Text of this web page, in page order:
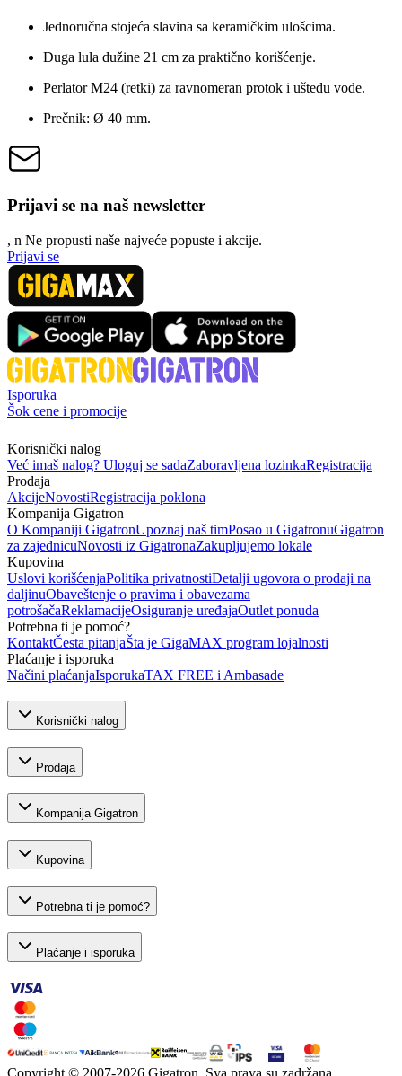
Jednoručna stojeća slavina sa keramičkim ulošcima.
Duga lula dužine 21 cm za praktično korišćenje.
Perlator M24 (retki) za ravnomeran protok i uštedu vode.
Prečnik: Ø 40 mm.
Prijavi se na naš newsletter
, n Ne propusti naše najveće popuste i akcije.
Prijavi se
Isporuka
Šok cene i promocije
Korisnički nalog
Već imaš nalog? Uloguj se sadaZaboravljena lozinkaRegistracija
Prodaja
AkcijeNovostiRegistracija poklona
Kompanija Gigatron
O Kompaniji GigatronUpoznaj naš timPosao u GigatronuGigatron
za zajednicuNovosti iz GigatronaZakupljujemo lokale
Kupovina
Uslovi korišćenjaPolitika privatnostiDetalji ugovora o prodaji na
daljinuObaveštenje o pravima i obavezama
potrošačaReklamacijeOsiguranje uređajaOutlet ponuda
Potrebna ti je pomoć?
KontaktČesta pitanjaŠta je GigaMAX program lojalnosti
Plaćanje i isporuka
Načini plaćanjaIsporukaTAX FREE i Ambasade
Korisnički nalog
Prodaja
Kompanija Gigatron
Kupovina
Potrebna ti je pomoć?
Plaćanje i isporuka